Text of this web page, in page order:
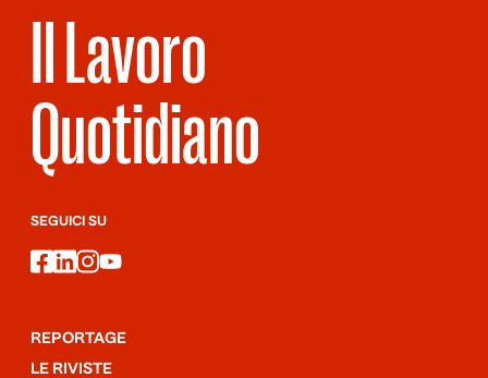
Il Lavoro
Quotidiano
SEGUICI SU
facebook
linkedin
instagram
youtube
REPORTAGE
LE RIVISTE